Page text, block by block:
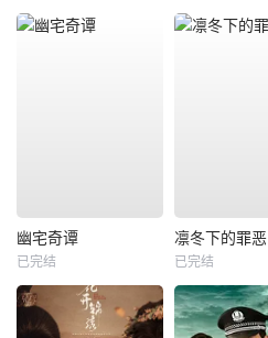
幽宅奇谭
已完结
凛冬下的罪恶
已完结